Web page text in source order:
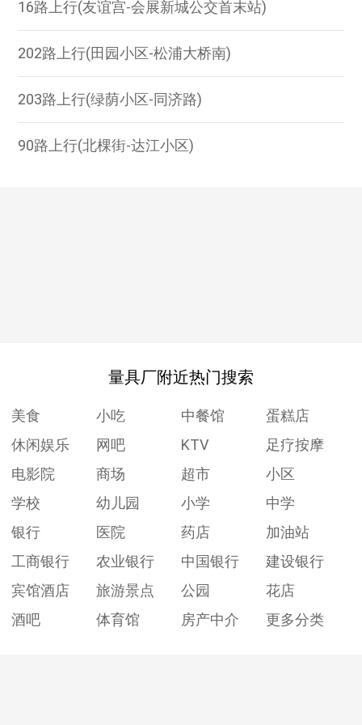
16路上行(友谊宫-会展新城公交首末站)
202路上行(田园小区-松浦大桥南)
203路上行(绿荫小区-同济路)
90路上行(北棵街-达江小区)
量具厂附近热门搜索
美食 小吃 中餐馆
蛋糕店
休闲娱乐
网吧 KTV
足疗按摩
电影院
商场 超市
小区
学校
幼儿园 小学
中学
银行
医院 药店
加油站
工商银行
农业银行 中国银行
建设银行
宾馆酒店
旅游景点 公园
花店
酒吧
体育馆 房产中介 更多分类